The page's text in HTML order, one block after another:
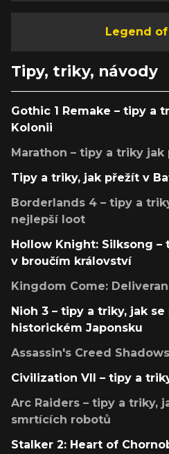
Legend
Tipy, triky, návody
Gothic 1 Remake – tipy a
Kolonii
Marathon – tipy a triky
Tipy a triky, jak přežít v
Borderlands 4 – tipy a
nejlepší loot
Hollow Knight: Silksong
v broučím království
Kingdom Come:
Nioh 3 – tipy a triky, jak
historickém Japonsku
Assassin's Creed
Civilization VII – tipy a
Arc Raiders – tipy a triky,
smrtících robotů
Stalker 2: Heart of